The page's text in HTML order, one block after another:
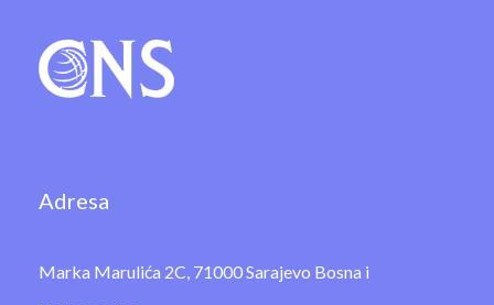
Adresa
Marka Marulića 2C, 71000 Sarajevo Bosna i